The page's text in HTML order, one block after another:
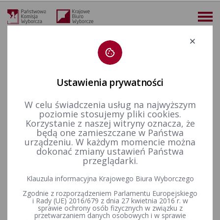
Deklaracja dostępności
więcej
Dla mediów Informacje prasowe Konferencje Państwowej Komisji Wyborczej w związku z wyborami do rad gmin, rad powiatów, sejmików województw i rad dzielnic m.st. Warszawy oraz wyborów wójtów, burmistrzów i prezydentów miast zarządzonych na 7 kwietnia 2024 roku - ZAPROSZENIE
Konferencje Państwowej
Komisji Wyborczej w związku z
wyborami do rad gmin, rad
powiatów, sejmików
Ustawienia prywatności
W celu świadczenia usług na najwyższym
poziomie stosujemy pliki cookies.
Korzystanie z naszej witryny oznacza, że
będą one zamieszczane w Państwa
urządzeniu. W każdym momencie można
dokonać zmiany ustawień Państwa
przeglądarki.
Klauzula informacyjna Krajowego Biura Wyborczego
Zgodnie z rozporządzeniem Parlamentu Europejskiego
i Rady (UE) 2016/679 z dnia 27 kwietnia 2016 r. w
sprawie ochrony osób fizycznych w związku z
przetwarzaniem danych osobowych i w sprawie